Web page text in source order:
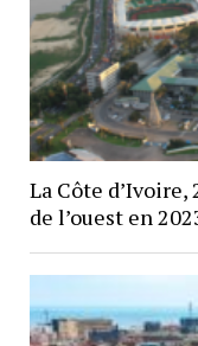
La Côte
de l’ouest en